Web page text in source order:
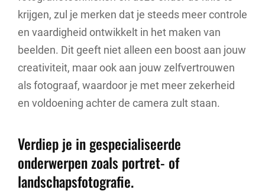
krijgen, zul je merken dat je steeds meer controle
en vaardigheid ontwikkelt in het maken van
beelden. Dit geeft niet alleen een boost aan jouw
creativiteit, maar ook aan jouw zelfvertrouwen
als fotograaf, waardoor je met meer zekerheid
en voldoening achter de camera zult staan.
Verdiep je in gespecialiseerde
onderwerpen zoals portret- of
landschapsfotografie.